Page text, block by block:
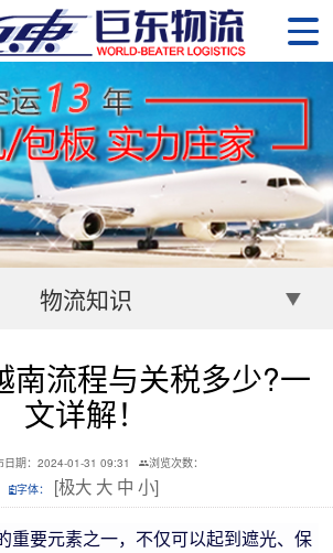
物流知识
南流程与关税多少?一
文详解！
日期：2024-01-31 09:31
浏览次数：
字体：
[极大 大 中 小]
重要元素之一，不仅可以起到遮光、保